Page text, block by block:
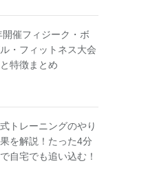
開催フィジーク・ボ
・フィットネス大会
特徴まとめ
トレーニングのやり
を解説！たった4分
自宅でも追い込む！